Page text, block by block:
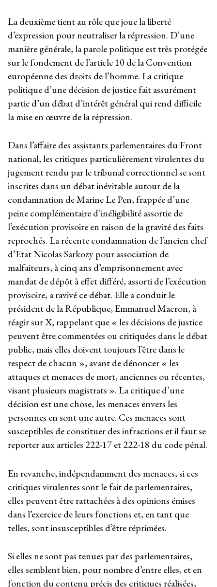
La deuxième tient au rôle que joue la liberté
d’expression pour neutraliser la répression. D’une
manière générale, la parole politique est très protégée
sur le fondement de l’article 10 de la Convention
européenne des droits de l’homme. La critique
politique d’une décision de justice fait assurément
partie d’un débat d’intérêt général qui rend difficile
la mise en œuvre de la répression.
Dans l’affaire des assistants parlementaires du Front
national, les critiques particulièrement virulentes du
jugement rendu par le tribunal correctionnel se sont
inscrites dans un débat inévitable autour de la
condamnation de Marine Le Pen, frappée d’une
peine complémentaire d’inéligibilité assortie de
l’exécution provisoire en raison de la gravité des faits
reprochés. La récente condamnation de l’ancien chef
d’Etat Nicolas Sarkozy pour association de
malfaiteurs, à cinq ans d’emprisonnement avec
mandat de dépôt à effet différé, assorti de l’exécution
provisoire, a ravivé ce débat. Elle a conduit le
président de la République, Emmanuel Macron, à
réagir sur X, rappelant que « les décisions de justice
peuvent être commentées ou critiquées dans le débat
public, mais elles doivent toujours l’être dans le
respect de chacun », avant de dénoncer « les
attaques et menaces de mort, anciennes ou récentes,
visant plusieurs magistrats ». La critique d’une
décision est une chose, les menaces envers les
personnes en sont une autre. Ces menaces sont
susceptibles de constituer des infractions et il faut se
reporter aux articles 222-17 et 222-18 du code pénal.
En revanche, indépendamment des menaces, si ces
critiques virulentes sont le fait de parlementaires,
elles peuvent être rattachées à des opinions émises
dans l’exercice de leurs fonctions et, en tant que
telles, sont insusceptibles d’être réprimées.
Si elles ne sont pas tenues par des parlementaires,
elles semblent bien, pour nombre d’entre elles, et en
fonction du contenu précis des critiques réalisées,